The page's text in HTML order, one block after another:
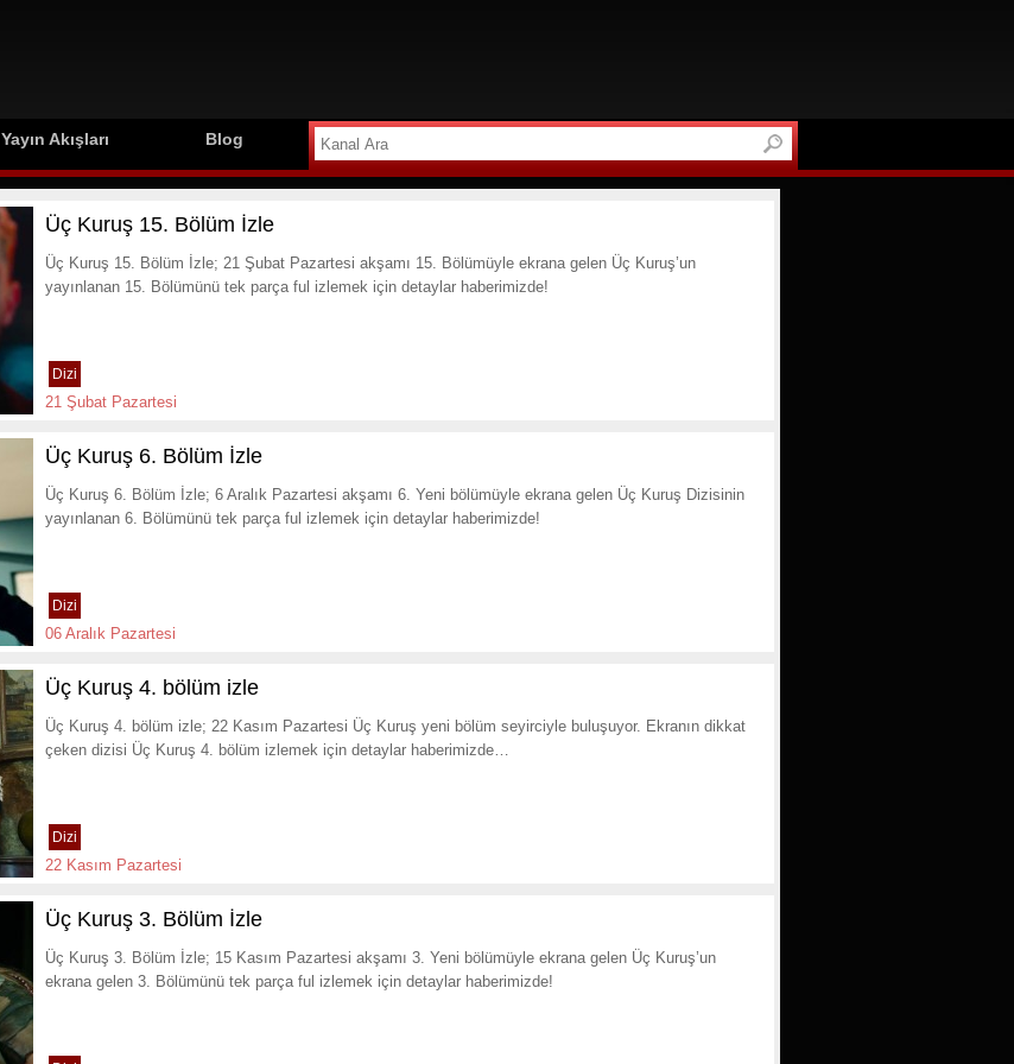
Yayın Akışları Blog
Üç Kuruş 15. Bölüm İzle
Üç Kuruş 15. Bölüm İzle; 21 Şubat Pazartesi akşamı 15. Bölümüyle ekrana gelen Üç Kuruş’un
yayınlanan 15. Bölümünü tek parça ful izlemek için detaylar haberimizde!
Dizi
21 Şubat Pazartesi
Üç Kuruş 6. Bölüm İzle
Üç Kuruş 6. Bölüm İzle; 6 Aralık Pazartesi akşamı 6. Yeni bölümüyle ekrana gelen Üç Kuruş Dizisinin
yayınlanan 6. Bölümünü tek parça ful izlemek için detaylar haberimizde!
Dizi
06 Aralık Pazartesi
Üç Kuruş 4. bölüm izle
Üç Kuruş 4. bölüm izle; 22 Kasım Pazartesi Üç Kuruş yeni bölüm seyirciyle buluşuyor. Ekranın dikkat
çeken dizisi Üç Kuruş 4. bölüm izlemek için detaylar haberimizde…
Dizi
22 Kasım Pazartesi
Üç Kuruş 3. Bölüm İzle
Üç Kuruş 3. Bölüm İzle; 15 Kasım Pazartesi akşamı 3. Yeni bölümüyle ekrana gelen Üç Kuruş’un
ekrana gelen 3. Bölümünü tek parça ful izlemek için detaylar haberimizde!